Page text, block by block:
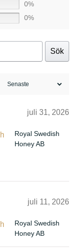
0%
0%
Sök
juli 31, 2026
Royal Swedish
Honey AB
juli 11, 2026
Royal Swedish
Honey AB